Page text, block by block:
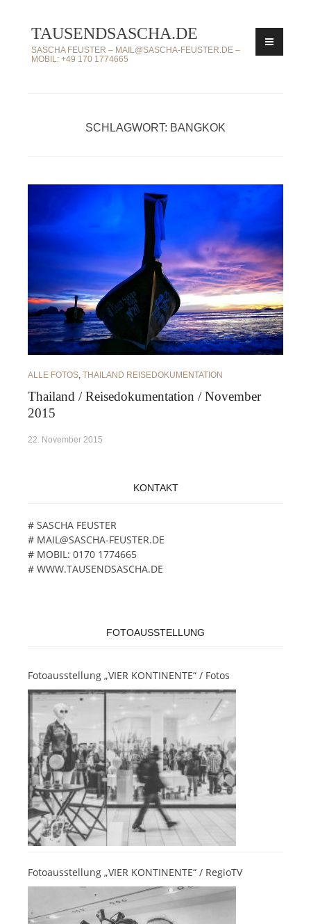
Inhalt
springen
TAUSENDSASCHA.DE
SASCHA FEUSTER – MAIL@SASCHA-FEUSTER.DE –
MOBIL: +49 170 1774665
SCHLAGWORT: BANGKOK
ALLE FOTOS THAILAND REISEDOKUMENTATION
Thailand / Reisedokumentation / November
2015
22. November 2015
KONTAKT
# SASCHA FEUSTER
# MAIL@SASCHA-FEUSTER.DE
# MOBIL: 0170 1774665
# WWW.TAUSENDSASCHA.DE
FOTOAUSSTELLUNG
Fotoausstellung „VIER KONTINENTE“ / Fotos
Fotoausstellung „VIER KONTINENTE“ / RegioTV